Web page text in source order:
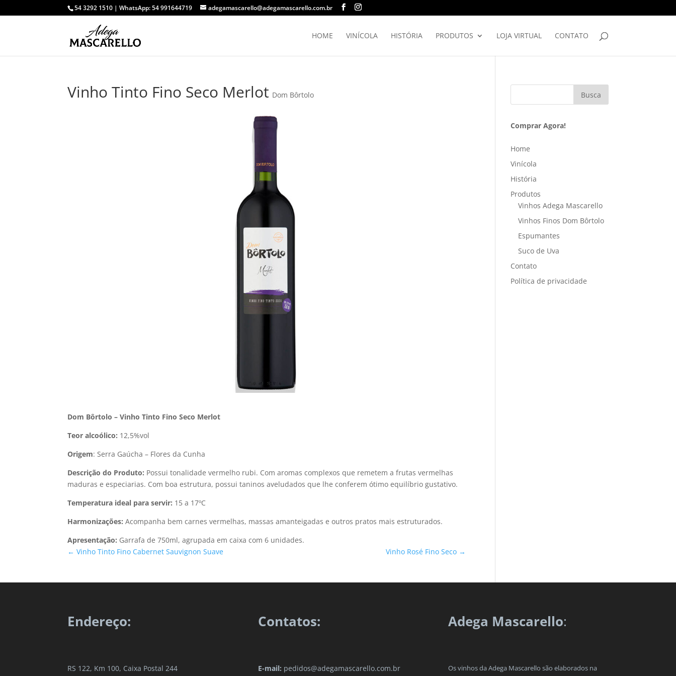
54 3292 1510 | WhatsApp:54 991644719 adegamascarello@adegamascarello.com.br
HOME VINÍCOLA HISTÓRIA PRODUTOS LOJA VIRTUAL CONTATO
Vinho Tinto Fino Seco Merlot Dom Bôrtolo
Dom Bôrtolo – Vinho Tinto Fino Seco Merlot
Teor alcoólico: 12,5%vol
Origem: Serra Gaúcha – Flores da Cunha
Descrição do Produto: Possui tonalidade vermelho rubi. Com aromas complexos que remetem a frutas vermelhas
maduras e especiarias. Com boa estrutura, possui taninos aveludados que lhe conferem ótimo equilíbrio gustativo.
Temperatura ideal para servir: 15 a 17ºC
Harmonizações: Acompanha bem carnes vermelhas, massas amanteigadas e outros pratos mais estruturados.
Apresentação: Garrafa de 750ml, agrupada em caixa com 6 unidades.
← Vinho Tinto Fino Cabernet Sauvignon Suave Vinho Rosé Fino Seco →
Busca
Comprar Agora!
Home
Vinícola
História
Produtos
Vinhos Adega Mascarello
Vinhos Finos Dom Bôrtolo
Espumantes
Suco de Uva
Contato
Política de privacidade
Endereço:
RS 122, Km 100, Caixa Postal 244
Contatos:
E-mail: pedidos@adegamascarello.com.br
Adega Mascarello:
Os vinhos da Adega Mascarello são elaborados na